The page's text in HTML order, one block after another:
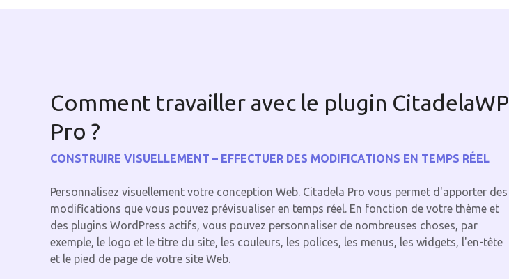
Comment travailler avec le plugin CitadelaWP
Pro ?
CONSTRUIRE VISUELLEMENT – EFFECTUER DES MODIFICATIONS EN TEMPS RÉEL
Personnalisez visuellement votre conception Web. Citadela Pro vous permet d'apporter des
modifications que vous pouvez prévisualiser en temps réel. En fonction de votre thème et
des plugins WordPress actifs, vous pouvez personnaliser de nombreuses choses, par
exemple, le logo et le titre du site, les couleurs, les polices, les menus, les widgets, l'en-tête
et le pied de page de votre site Web.